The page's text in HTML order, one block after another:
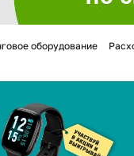
оборудование